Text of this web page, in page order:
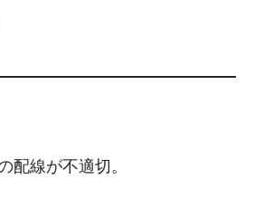
配線が不適切。